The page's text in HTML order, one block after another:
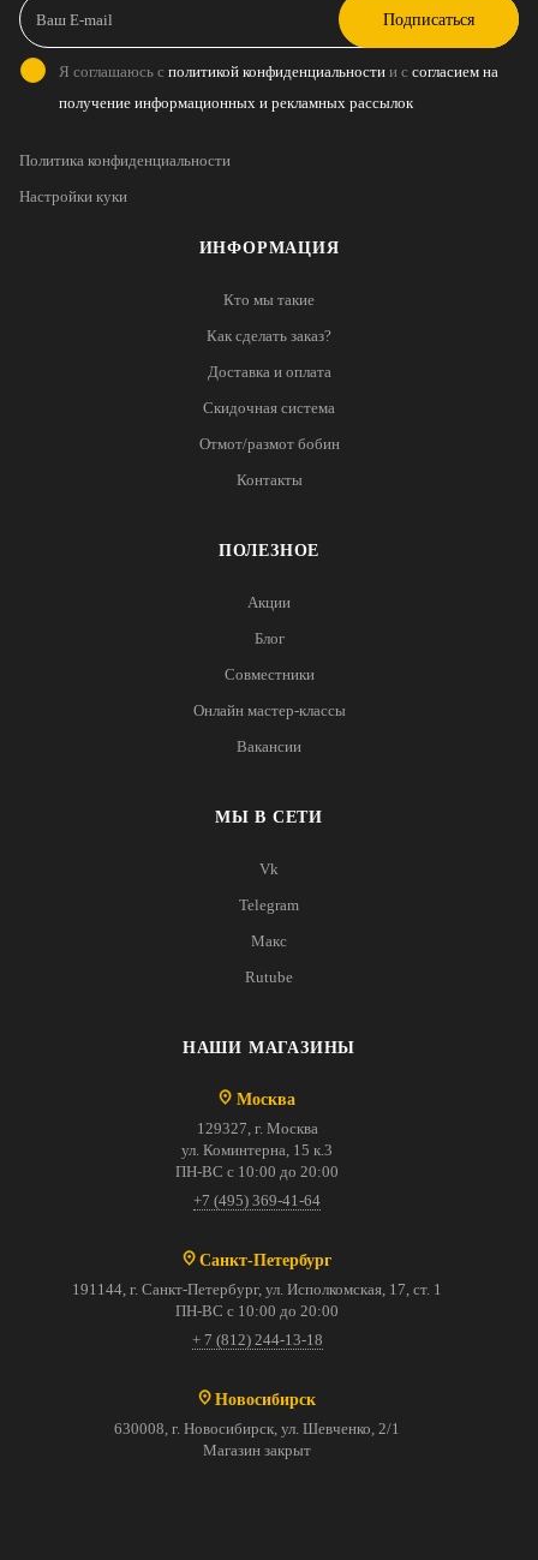
ИНФОРМАЦИЯ
Кто мы такие
Как сделать заказ?
Доставка и оплата
Скидочная система
Отмот/размот бобин
Контакты
ПОЛЕЗНОЕ
Акции
Блог
Совместники
Онлайн мастер-классы
Вакансии
МЫ В СЕТИ
Vk
Telegram
Макс
Rutube
НАШИ МАГАЗИНЫ
Москва
129327, г. Москва
ул. Коминтерна, 15 к.3
ПН-ВС с 10:00 до 20:00
+7 (495) 369-41-64
Санкт-Петербург
191144, г. Санкт-Петербург, ул. Исполкомская, 17, ст. 1
ПН-ВС с 10:00 до 20:00
+ 7 (812) 244-13-18
Новосибирск
630008, г. Новосибирск, ул. Шевченко, 2/1
Магазин закрыт
Подписаться
Я соглашаюсь с политикой конфиденциальности и с согласием на
получение информационных и рекламных рассылок
Политика конфиденциальности
Настройки куки